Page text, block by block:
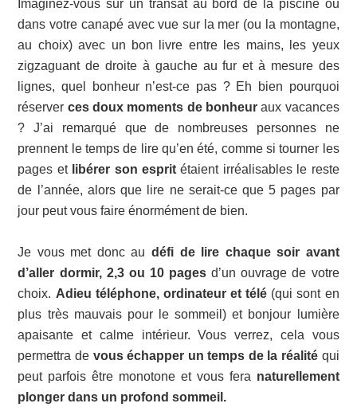
Imaginez-vous sur un transat au bord de la piscine ou
dans votre canapé avec vue sur la mer (ou la montagne,
au choix) avec un bon livre entre les mains, les yeux
zigzaguant de droite à gauche au fur et à mesure des
lignes, quel bonheur n’est-ce pas ? Eh bien pourquoi
réserver ces doux moments de bonheuraux vacances
? J’ai remarqué que de nombreuses personnes ne
prennent le temps de lire qu’en été, comme si tourner les
pages et libérer son esprit étaient irréalisables le reste
de l’année, alors que lire ne serait-ce que 5 pages par
jour peut vous faire énormément de bien.
Je vous met donc au défi de lire chaque soir avant
d’aller dormir, 2,3 ou 10 pages d’un ouvrage de votre
choix. Adieu téléphone, ordinateur et télé (qui sont en
plus très mauvais pour le sommeil) et bonjour lumière
apaisante et calme intérieur. Vous verrez, cela vous
permettra de vous échapper un temps de la réalité qui
peut parfois être monotone et vous fera naturellement
plonger dans un profond sommeil.